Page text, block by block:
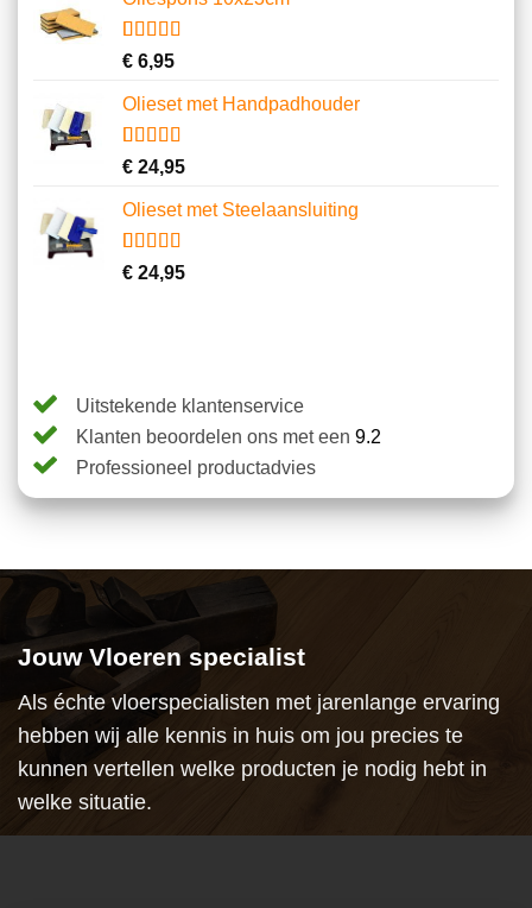
op
klantbeoordelingen
Gewaardeerd
4.22
gebaseerd
op
9
klantbeoordelingen
€6,95
Olieset met Handpadhouder
Gewaardeerd
op 5
gebaseerd
op
11
klantbeoordelingen
€24,95
Olieset met Steelaansluiting
Gewaardeerd
op 5
5
€24,95
Uitstekende klantenservice
Klanten beoordelen ons met een 9.2
Professioneel productadvies
Jouw Vloeren specialist
Als échte vloerspecialisten met jarenlange ervaring
hebben wij alle kennis in huis om jou precies te
kunnen vertellen welke producten je nodig hebt in
welke situatie.